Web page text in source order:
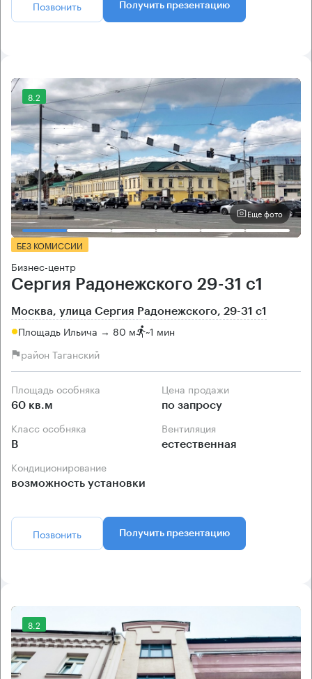
Позвонить Получить презентацию
8.2
Еще фото
БЕЗ КОМИССИИ
Бизнес-центр
Сергия Радонежского 29-31 с1
Москва, улица Сергия Радонежского, 29-31 с1
Площадь Ильича → 80 м ~1 мин
район Таганский
Площадь особняка
60 кв.м
Цена продажи
по запросу
Класс особняка
B
Вентиляция
естественная
Кондиционирование
возможность установки
Позвонить Получить презентацию
8.2